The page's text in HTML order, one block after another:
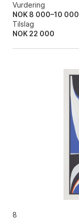
Vurdering
NOK 8 000–10 000
Tilslag
NOK 22 000
8